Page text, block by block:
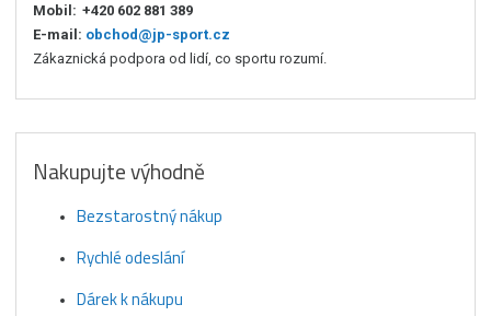
Mobil: +420 602 881 389
E-mail: obchod@jp-sport.cz
Zákaznická podpora od lidí, co sportu rozumí.
Nakupujte výhodně
Bezstarostný nákup
Rychlé odeslání
Dárek k nákupu